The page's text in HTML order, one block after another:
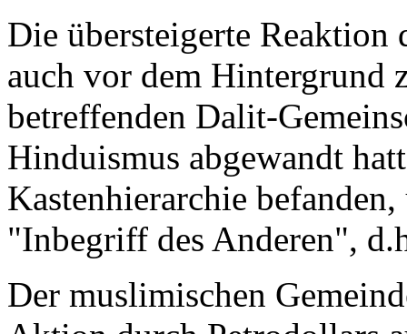
Die übersteigerte Reaktion
auch vor dem Hintergrund
betreffenden Dalit-
Hinduismus abgewandt
Kastenhierarchie
"Inbegriff des Anderen",
Der muslimischen